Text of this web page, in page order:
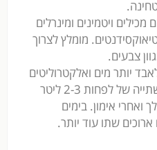
מכילים ויטמינים ומינרלים
מומלץ לצרוך
יותר מים ואלקטרוליטים
בזיעה. יש להקפיד על שתייה של לפחות 2-3 ליטר
ואחרי אימון. בימים
שתו עוד יותר.